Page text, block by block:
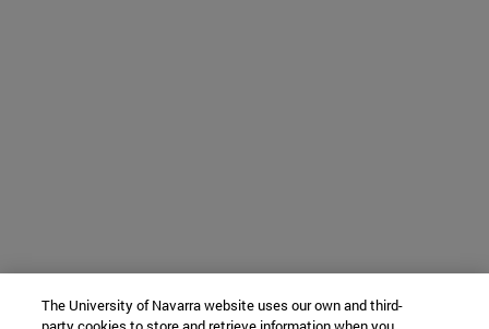
The University of Navarra website uses our own and third-